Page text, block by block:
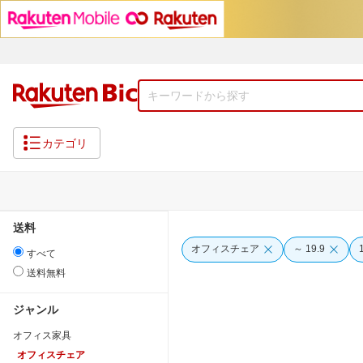
カテゴリ
送料
すべて
送料無料
ジャンル
オフィス家具
オフィスチェア
オフィスチェア ～ 19.9